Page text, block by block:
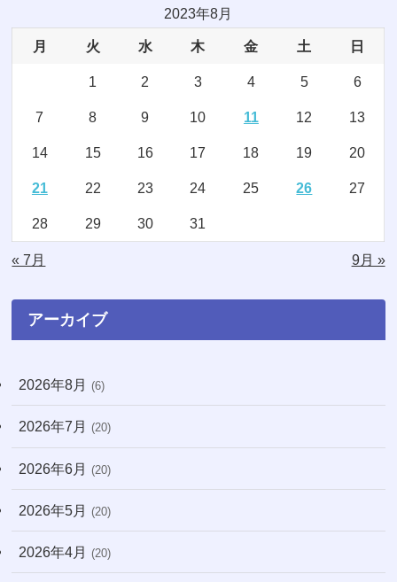
(1)
(5)
(7)
(2)
(16)
(10)
(3)
(1)
2023年8月
月 火 水 木 金 土 日
1 2 3 4 5 6
7 8 9 10 11 12 13
14 15 16 17 18 19 20
21 22 23 24 25 26 27
28 29 30 31
« 7月 9月 »
アーカイブ
2026年8月 (6)
2026年7月 (20)
2026年6月 (20)
2026年5月 (20)
2026年4月 (20)